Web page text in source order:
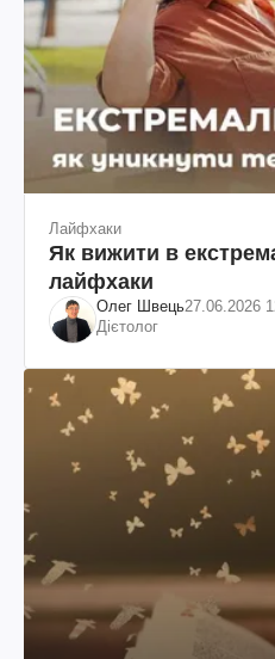
Лайфхаки
Як вижити в
лайфхаки
Олег Швець27.06.2026
Дієтолог